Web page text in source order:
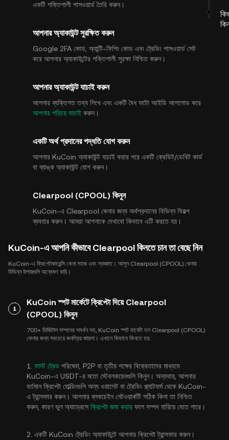
একটি শক্তিশালী পাসওয়ার্ড তৈরি করুন।
আপনার অ্যাকাউন্ট সুরক্ষিত করুন
Google 2FA কোড, অ্যান্টি-ফিশিং কোড এবং ট্রেডিং পাসওয়ার্ড সেট
করে আপনার অ্যাকাউন্টের শক্তিশালী সুরক্ষা নিশ্চিত করুন।
আপনার অ্যাকাউন্ট যাচাই করুন
আপনার ব্যক্তিগত তথ্য লিখে এবং একটি বৈধ ফটো আইডি আপলোড করে
আপনার পরিচয় যাচাই করুন।
একটি অর্থ প্রদানের পদ্ধতি যোগ করুন
আপনার KuCoin অ্যাকাউন্ট যাচাই করার পরে একটি ক্রেডিট/ডেবিট কার্ড
বা ব্যাঙ্ক অ্যাকাউন্ট যোগ করুন।
Clearpool (CPOOL) কিনুন
KuCoin-এ Clearpool কেনার জন্য অর্থপ্রদানের বিভিন্ন বিকল্প
ব্যবহার করুন। আমরা আপনাকে দেখাবো কিভাবে এটি করতে হয়।
KuCoin-এ আপনি কীভাবে Clearpool কিনতে চান তা বেছে নিন
KuCoin-এ ক্রিপ্টোকারেন্সি কেনা সহজ এবং স্বজ্ঞাত। আসুন Clearpool (CPOOL) কেনার
বিভিন্ন উপায়গুলি অন্বেষণ করি।
1
KuCoin স্পট মার্কেটে ক্রিপ্টো দিয়ে Clearpool
(CPOOL) কিনুন
700+ ডিজিটাল সম্পদের সমর্থন সহ, KuCoin স্পট মার্কেট হল Clearpool (CPOOL)
কেনার জন্য সবচেয়ে জনপ্রিয় জায়গা। এখানে কিভাবে কিনতে হয়:
1. ফাস্ট ট্রেড পরিষেবা, P2P বা তৃতীয় পক্ষের বিক্রেতাদের মাধ্যমে
KuCoin-এ USDT-র মতো স্টেবলকয়েনগুলি কিনুন। অন্যথায়, আপনার
বর্তমান ক্রিপ্টো হোল্ডিংগুলি অন্য ওয়ালেট বা ট্রেডিং প্ল্যাটফর্ম থেকে KuCoin-
এ ট্রান্সফার করুন। আপনার ব্লকচেইন নেটওয়ার্কটি সঠিক কিনা তা নিশ্চিত
করুন, কারণ ভুল অ্যাড্রেসে ক্রিপ্টো জমা করার ফলে সম্পদ হারিয়ে যেতে পারে।
2. একটি KuCoin ট্রেডিং অ্যাকাউন্টে আপনার ক্রিপ্টো ট্রান্সফার করুন।